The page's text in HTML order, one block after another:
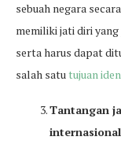
sebuah negara
memiliki jati diri
serta harus dapat
salah satutujuan
Tantangan
internasional